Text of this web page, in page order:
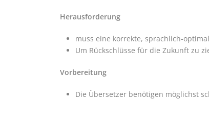
Herausforderung
muss eine korrekte, sprachlich-
Um Rückschlüsse für die Zukunft zu
Vorbereitung
Die Übersetzer benötigen möglichst